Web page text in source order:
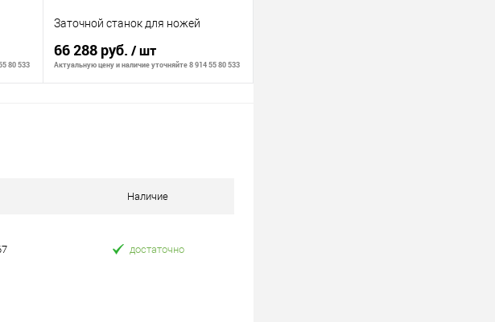
80 533
Заточной станок для ножей
66 288 руб. / шт
Актуальную цену и наличие уточняйте 8 914 55 80 533
В избранноеНаличие
достаточно